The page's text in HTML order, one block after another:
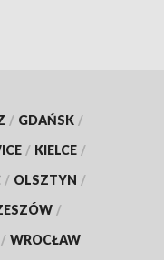
/ GDAŃSK /
/ KIELCE /
/ OLSZTYN /
/
/ WROCŁAW